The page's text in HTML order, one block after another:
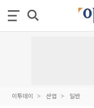
이투데이 산업 일반